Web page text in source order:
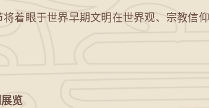
着眼于世界早期文明在世界观、宗教信
览